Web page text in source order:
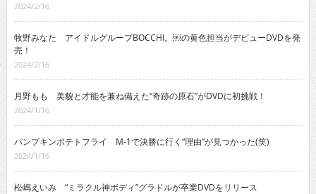
2024/2/16
牧野みなた アイドルグループBOCCHI。￼の黄色担当がデビューDVDを発
売！
2024/2/16
月野もも 美貌と才能を兼ね備えた“奇跡の原石”がDVDに初挑戦！
2024/1/16
パンプキンポテトフライ M-1で決勝に行く“理由”が見つかった(笑)
2024/1/16
松嶋えいみ “ミラクル神ボディ”グラドルが卒業DVDをリリース